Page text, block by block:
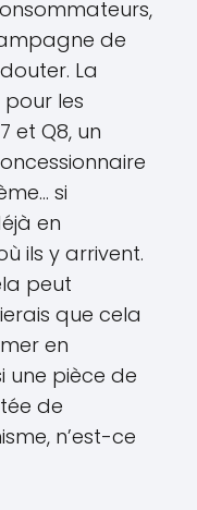
de
La
pour les
et Q8, un
si
en
ils y arrivent.
peut
que cela
en
une pièce de
de
n’est-ce